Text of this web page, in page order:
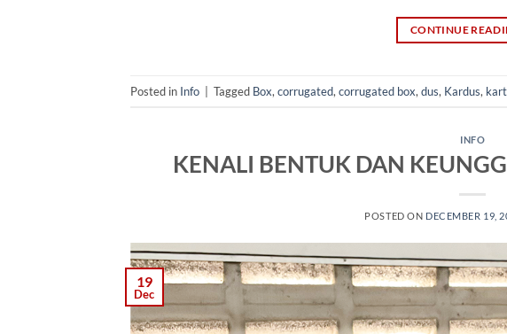
CONTINUE
Posted in Info | Tagged Box, corrugated, corrugated box, dus, Kardus,
INFO
KENALI BENTUK DAN
POSTED ON DECEMBER 19,
19
Dec